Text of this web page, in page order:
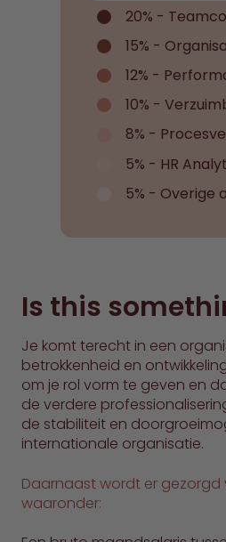
20% -
15% -
12% -
10% -
8% -
5% - HR
5% - Overige
Is this
Je komt terecht in een
betrokkenheid en
om je rol vorm te geven en
de verdere
de stabiliteit en
internationale organisatie.
Daarnaast wordt er
waaronder: